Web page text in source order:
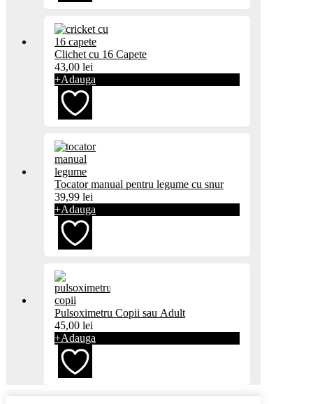
Adaugă
la
favorite
Clichet cu 16 Capete
43,00 lei
+Adauga
Adaugă
la
favorite
Tocator manual pentru legume cu snur
39,99 lei
+Adauga
Adaugă
la
favorite
Pulsoximetru Copii sau Adult
45,00 lei
+Adauga